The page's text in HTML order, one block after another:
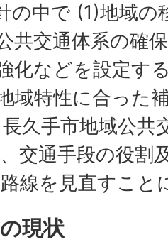
の中で (1)地域の
共交通体系の確
化などを設定す
域特性に合った
久手市地域公共
交通手段の役割
線を見直すこと
現状